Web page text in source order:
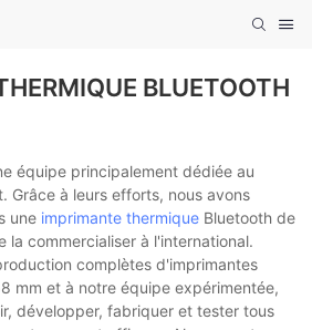
BLUETOOTH
équipe principalement dédiée au
Grâce à leurs efforts, nous avons
une imprimante thermique Bluetooth de
la commercialiser à l'international.
complètes d'imprimantes
mm et à notre équipe expérimentée,
développer, fabriquer et tester tous